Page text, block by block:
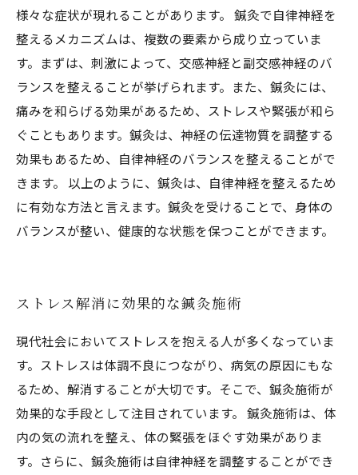
様々な症状が現れることがあります。 鍼灸で自律神経を
整えるメカニズムは、複数の要素から成り立っていま
す。まずは、刺激によって、交感神経と副交感神経のバ
ランスを整えることが挙げられます。また、鍼灸には、
痛みを和らげる効果があるため、ストレスや緊張が和ら
ぐこともあります。鍼灸は、神経の伝達物質を調整する
効果もあるため、自律神経のバランスを整えることがで
きます。 以上のように、鍼灸は、自律神経を整えるため
に有効な方法と言えます。鍼灸を受けることで、身体の
バランスが整い、健康的な状態を保つことができます。
ストレス解消に効果的な鍼灸施術
現代社会においてストレスを抱える人が多くなっていま
す。ストレスは体調不良につながり、病気の原因にもな
るため、解消することが大切です。そこで、鍼灸施術が
効果的な手段として注目されています。 鍼灸施術は、体
内の気の流れを整え、体の緊張をほぐす効果がありま
す。さらに、鍼灸施術は自律神経を調整することができ